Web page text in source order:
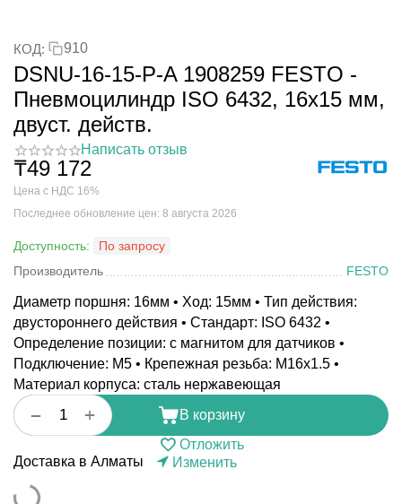
КОД: 910
DSNU-16-15-P-A 1908259 FESTO -
Пневмоцилиндр ISO 6432, 16x15 мм,
двуст. действ.
Написать отзыв
₸49 172
Цена с НДС 16%
Последнее обновление цен: 8 августа 2026
Доступность:
По запросу
Производитель
FESTO
Диаметр поршня: 16мм • Ход: 15мм • Тип действия:
двустороннего действия • Стандарт: ISO 6432 •
Определение позиции: с магнитом для датчиков •
Подключение: M5 • Крепежная резьба: M16x1.5 •
Материал корпуса: сталь нержавеющая
+
−
В корзину
Отложить
Доставка в Алматы
Изменить